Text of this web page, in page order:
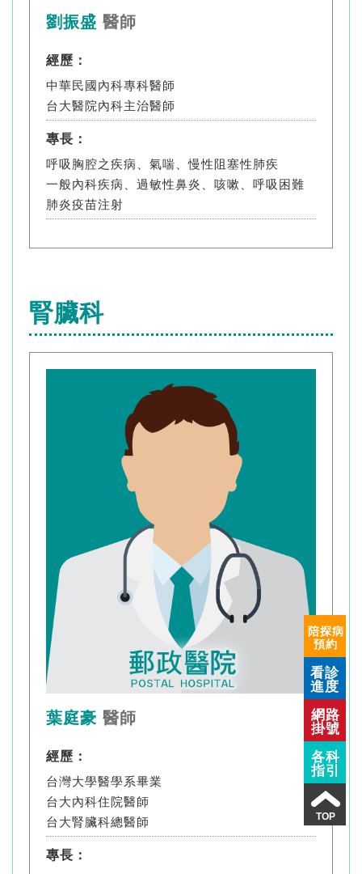
劉振盛 醫師
經歷：
中華民國內科專科醫師
台大醫院內科主治醫師
專長：
呼吸胸腔之疾病、氣喘、慢性阻塞性肺疾
一般內科疾病、過敏性鼻炎、咳嗽、呼吸困難
肺炎疫苗注射
腎臟科
葉庭豪 醫師
經歷：
台灣大學醫學系畢業
台大內科住院醫師
台大腎臟科總醫師
專長：
陪探病
預約
看診
進度
網路
掛號
各科
指引
TOP